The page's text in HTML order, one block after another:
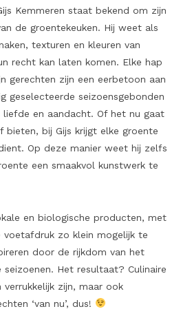
Kemmeren staat bekend om zijn
de groentekeuken. Hij weet als
texturen en kleuren van
recht kan laten komen. Elke hap
gerechten zijn een eerbetoon aan
geselecteerde seizoensgebonden
en aandacht. Of het nu gaat
bij Gijs krijgt elke groente
Op deze manier weet hij zelfs
een smaakvol kunstwerk te
en biologische producten, met
voetafdruk zo klein mogelijk te
door de rijkdom van het
Het resultaat? Culinaire
zijn, maar ook
‘van nu’, dus!